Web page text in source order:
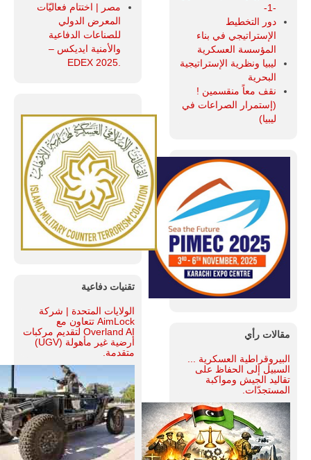
-1-
دور التخطيط
الإستراتيجي في بناء
المؤسسة العسكرية
ليبيا ونظرية الإستراتيجية
البحرية
نقف معاً منقسمين !
(إستمرار الصراعات في
ليبيا)
مقالات رأي
البيروقراطية العسكرية ...
السبيل إلى الحفاظ على
تقاليد الجيش ومواكبة
المستجدّات.
مصر | اختتام فعاليّات
المعرض الدولي
للصناعات الدفاعية
والأمنية ايديكس ‒
تقنيات دفاعية
الولايات المتحدة | شركة
AimLock تتعاون مع
Overland AI لتقديم مركبات
أرضية غير مأهولة (UGV)
متقدمة.